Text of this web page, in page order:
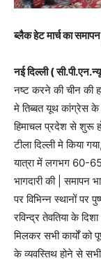
ब्लैक हेट मार्च का
नई दिल्ली (
नष्ट करने की चीन की
मे तिब्बत यूथ कांग्रेस के
हिमाचल प्रदेश से शुरू
टीला दिल्ली मे किया
यात्रा में लगभग 60-65
भागदारी की | समापन
पर विभिन्न स्थानों पर
रविन्द्र तेवतिया के
मिलकर सभी कार्यों को
के व्यवस्तिथ होने से